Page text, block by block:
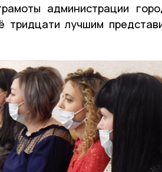
администрации
тридцати лучшим